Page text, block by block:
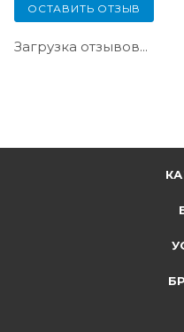
ОСТАВИТЬ ОТЗЫВ
Загрузка отзывов...